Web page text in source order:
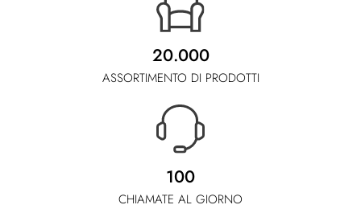
20.000
ASSORTIMENTO DI PRODOTTI
100
CHIAMATE AL GIORNO